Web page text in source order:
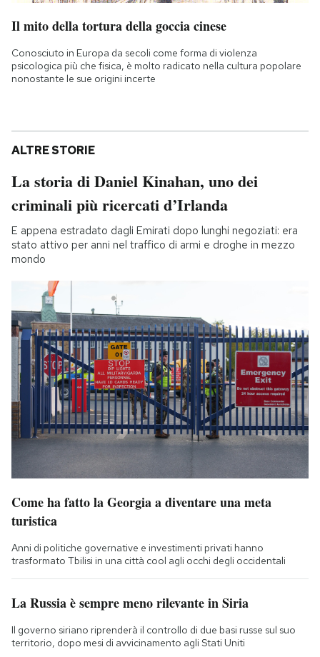
Il mito della tortura della goccia cinese
Conosciuto in Europa da secoli come forma di violenza
psicologica più che fisica, è molto radicato nella cultura popolare
nonostante le sue origini incerte
ALTRE STORIE
La storia di Daniel Kinahan, uno dei
criminali più ricercati d’Irlanda
E appena estradato dagli Emirati dopo lunghi negoziati: era
stato attivo per anni nel traffico di armi e droghe in mezzo
mondo
Come ha fatto la Georgia a diventare una meta
turistica
Anni di politiche governative e investimenti privati hanno
trasformato Tbilisi in una città cool agli occhi degli occidentali
La Russia è sempre meno rilevante in Siria
Il governo siriano riprenderà il controllo di due basi russe sul suo
territorio, dopo mesi di avvicinamento agli Stati Uniti